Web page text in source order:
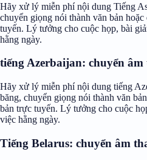
Hãy xử lý miễn phí nội dung Tiếng
chuyển giọng nói thành văn bản
tuyến. Lý tưởng cho cuộc họp, bài
hằng ngày.
tiếng Azerbaijan: chuyển
Hãy xử lý miễn phí nội dung tiếng
băng, chuyển giọng nói thành văn
bản trực tuyến. Lý tưởng cho cuộc
việc hằng ngày.
Tiếng Belarus: chuyển âm